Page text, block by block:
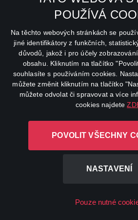
POUŽÍVÁ
Na těchto webových stránkách se
jiné identifikátory z funkčních,
důvodů, jakož i pro účely
obsahu. Kliknutím na tlačítko
souhlasíte s používáním cookies.
můžete změnit kliknutím na tlačítko
můžete odvolat či spravovat a více
cookies najdete
POVOLIT VŠECHNY
NASTAVENÍ
Pouze nutné
zákonných, účetních či
Pro stanovení správné lhůty
osobních údajů bereme v
povahu a citlivost osobních
riziko škody v důsledku
nebo sdělení vašich osobních
něž vaše osobní údaje
skutečnost, zda můžeme tyto
Za některých okolností nás
vymazání vašich údajů: bližší
výmaz níže.
Někdy také můžeme vaše osobní
případě můžeme informace